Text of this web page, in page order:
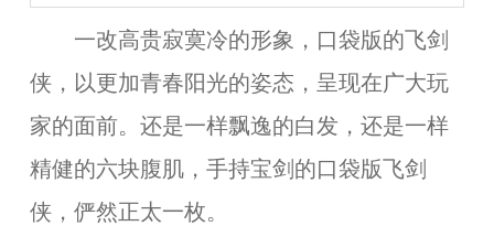
一改高贵寂寞冷的形象，口袋版的飞剑
侠，以更加青春阳光的姿态，呈现在广大玩
家的面前。还是一样飘逸的白发，还是一样
精健的六块腹肌，手持宝剑的口袋版飞剑
侠，俨然正太一枚。